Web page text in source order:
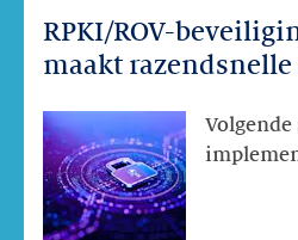
RPKI/ROV-
maakt
Volgende
RPKI/ROV-
beveiligingsprotocol
razendsnelle
adoptie
door